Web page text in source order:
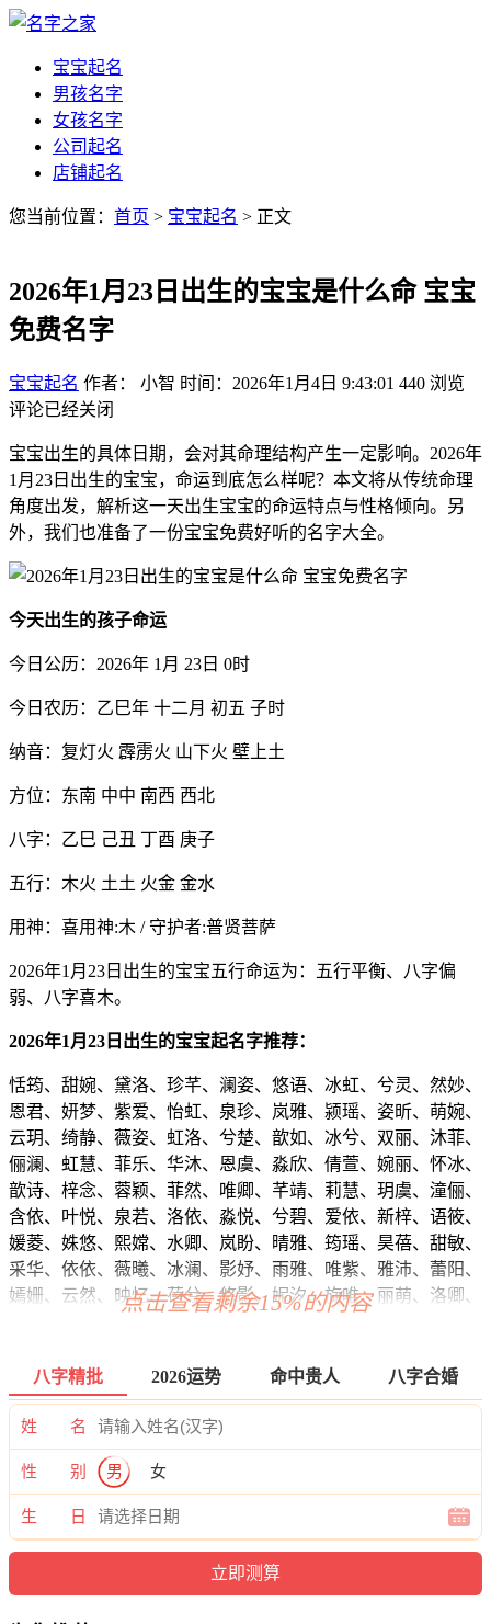
宝宝起名
男孩名字
女孩名字
公司起名
店铺起名
您当前位置： 首页 > 宝宝起名 > 正文
2026年1月23日出生的宝宝是什么命 宝宝
免费名字
宝宝起名 作者： 小智 时间：2026年1月4日 9:43:01 440 浏览
评论已经关闭
宝宝出生的具体日期，会对其命理结构产生一定影响。2026年
1月23日出生的宝宝，命运到底怎么样呢？本文将从传统命理
角度出发，解析这一天出生宝宝的命运特点与性格倾向。另
外，我们也准备了一份宝宝免费好听的名字大全。
今天出生的孩子命运
今日公历：2026年 1月 23日 0时
今日农历：乙巳年 十二月 初五 子时
纳音：复灯火 霹雳火 山下火 壁上土
方位：东南 中中 南西 西北
八字：乙巳 己丑 丁酉 庚子
五行：木火 土土 火金 金水
用神：喜用神:木 / 守护者:普贤菩萨
2026年1月23日出生的宝宝五行命运为：五行平衡、八字偏
弱、八字喜木。
2026年1月23日出生的宝宝起名字推荐：
恬筠、甜婉、黛洛、珍芊、澜姿、悠语、冰虹、兮灵、然妙、
恩君、妍梦、紫爱、怡虹、泉珍、岚雅、颍瑶、姿昕、萌婉、
云玥、绮静、薇姿、虹洛、兮楚、歆如、冰兮、双丽、沐菲、
俪澜、虹慧、菲乐、华沐、恩虞、淼欣、倩萱、婉丽、怀冰、
歆诗、梓念、蓉颖、菲然、唯卿、芊靖、莉慧、玥虞、潼俪、
含依、叶悦、泉若、洛依、淼悦、兮碧、爱依、新梓、语筱、
媛菱、姝悠、熙嫦、水卿、岚盼、晴雅、筠瑶、昊蓓、甜敏、
采华、依依、薇曦、冰澜、影妤、雨雅、唯紫、雅沛、蕾阳、
嫣姗、云然、映忆、蓓兮、悠影、妮汐、旋唯、丽萌、洛卿、
华萱、紫恬、柯姗、缘问、紫沛、薇熙、慕秋、双知、浩婉、
薇安、莹清、水晴、艺嫣、亦梓、怀昕、诗诗、艺婷、琼傲、
甯媛、晓泉、晓念、欣瑶、丽儿、可馥、俪卿、菱欣、楚慕、
钰蕾、滢楚、甜嫣、姗龄、澜梓、洁蓉、淇甯、欣澜、婉颖、
妙甯、影兰、欣珍、甜欣、蕾榆、万痴、梵绮、恬妍、菱姿、
灵蓉、悠影、娅璐、问蓓、倩爱、岚若、晓雨、汐菱、白梵、
泉影、怡妍、筱伊、冰熙、冰兰、茜滢、兮菡、波安、蕾君、
冬蕾、奕泉、蓓妤。
点击查看剩余15%的内容
八字精批 2026运势 命中贵人 八字合婚
姓 名
性 别 男 女
生 日